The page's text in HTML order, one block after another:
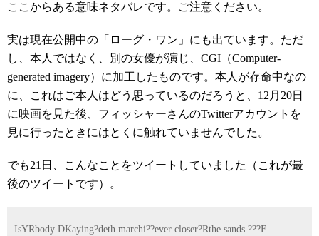
ここからある意味ネタバレです。ご注意ください。
実は現在公開中の「ローグ・ワン」にも出ています。ただ
し、本人ではなく、別の女優が演じ、CGI（Computer-
generated imagery）に加工したものです。本人が存命中なの
に、これはご本人はどう思っているのだろうと、12月20日
に映画を見た後、フィッシャーさんのTwitterアカウントを
見に行ったときにはとくに触れていませんでした。
でも21日、こんなことをツイートしていました（これが最
後のツイートです）。
IsYRbody DKaying?deth marchi??ever closer?Rthe sands ???F